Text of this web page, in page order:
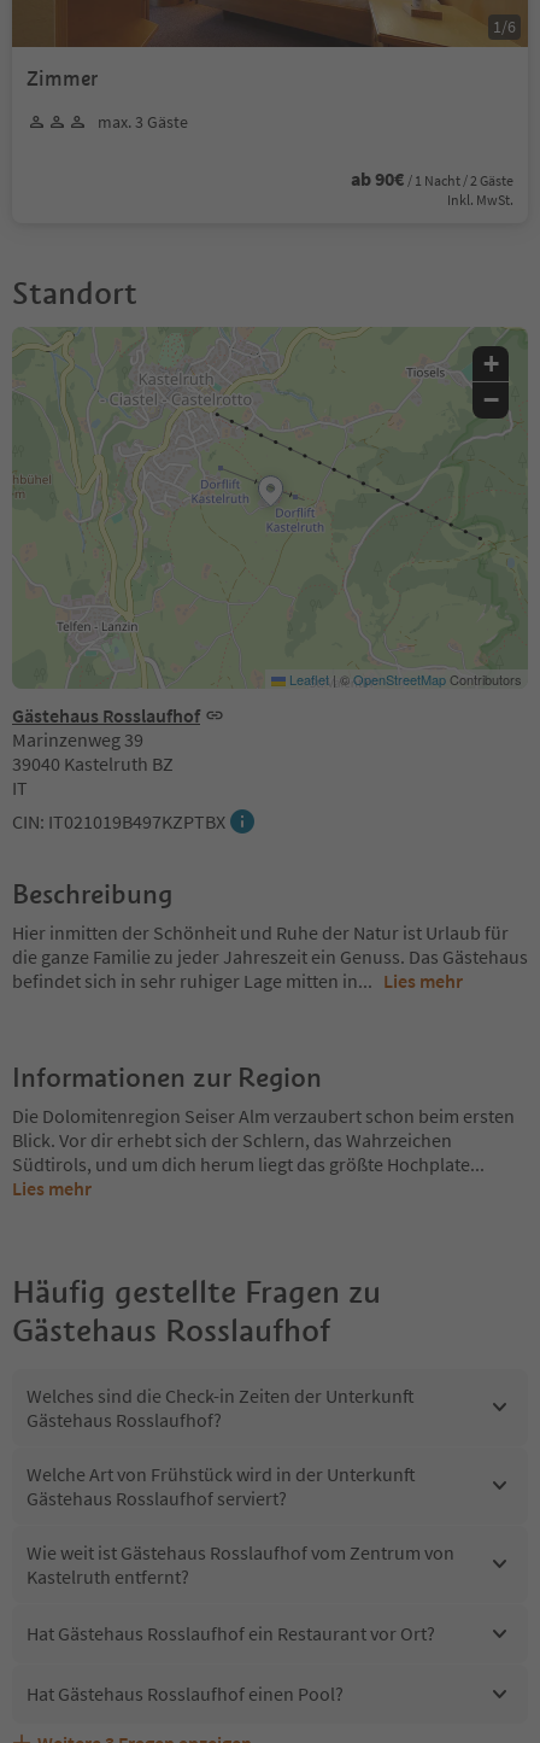
Zimmer
max. 3 Gäste
ab 90€ / 1 Nacht / 2 Gäste
Inkl. MwSt.
1 /6
Standort
Gästehaus Rosslaufhof
Marinzenweg 39
39040 Kastelruth BZ
IT
CIN: IT021019B497KZPTBX
+
−
Leaflet | ©OpenStreetMapContributors
Beschreibung
Hier inmitten der Schönheit und Ruhe der Natur ist Urlaub für
die ganze Familie zu jeder Jahreszeit ein Genuss. Das Gästehaus
befindet sich in sehr ruhiger Lage mitten in... Lies mehr
Informationen zur Region
Die Dolomitenregion Seiser Alm verzaubert schon beim ersten
Blick. Vor dir erhebt sich der Schlern, das Wahrzeichen
Südtirols, und um dich herum liegt das größte Hochplate...
Lies mehr
Häufig gestellte Fragen zu
Gästehaus Rosslaufhof
Welches sind die Check-in Zeiten der Unterkunft
Gästehaus Rosslaufhof?
Welche Art von Frühstück wird in der Unterkunft
Gästehaus Rosslaufhof serviert?
Wie weit ist Gästehaus Rosslaufhof vom Zentrum von
Kastelruth entfernt?
Hat Gästehaus Rosslaufhof ein Restaurant vor Ort?
Hat Gästehaus Rosslaufhof einen Pool?